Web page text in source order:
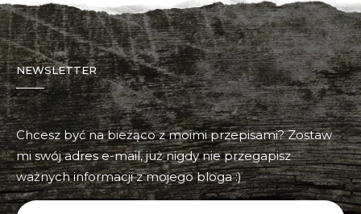
NEWSLETTER
Chcesz być na bieżąco z moimi przepisami? Zostaw
mi swój adres e-mail, już nigdy nie przegapisz
ważnych informacji z mojego bloga :)